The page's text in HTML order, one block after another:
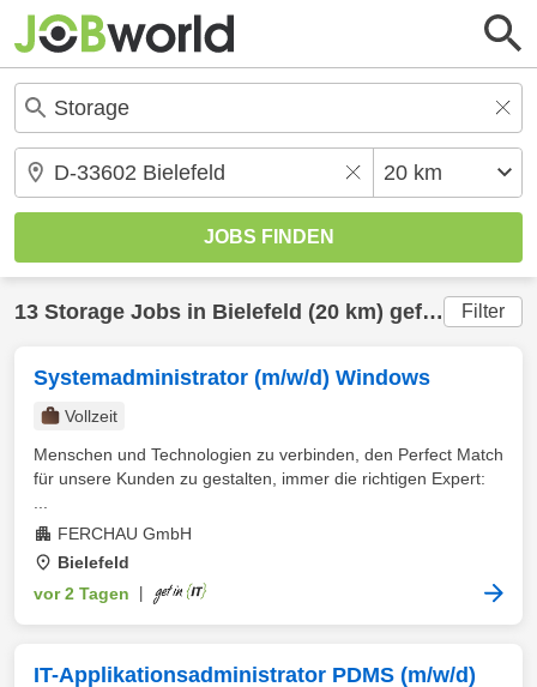
13 Storage Jobs in Bielefeld (20 km) gefunden Filter
Systemadministrator (m/w/d) Windows
Vollzeit
Menschen und Technologien zu verbinden, den Perfect Match
für unsere Kunden zu gestalten, immer die richtigen Expert:
FERCHAU GmbH
Bielefeld
vor 2 Tagen
IT-Applikationsadministrator PDMS (m/w/d)